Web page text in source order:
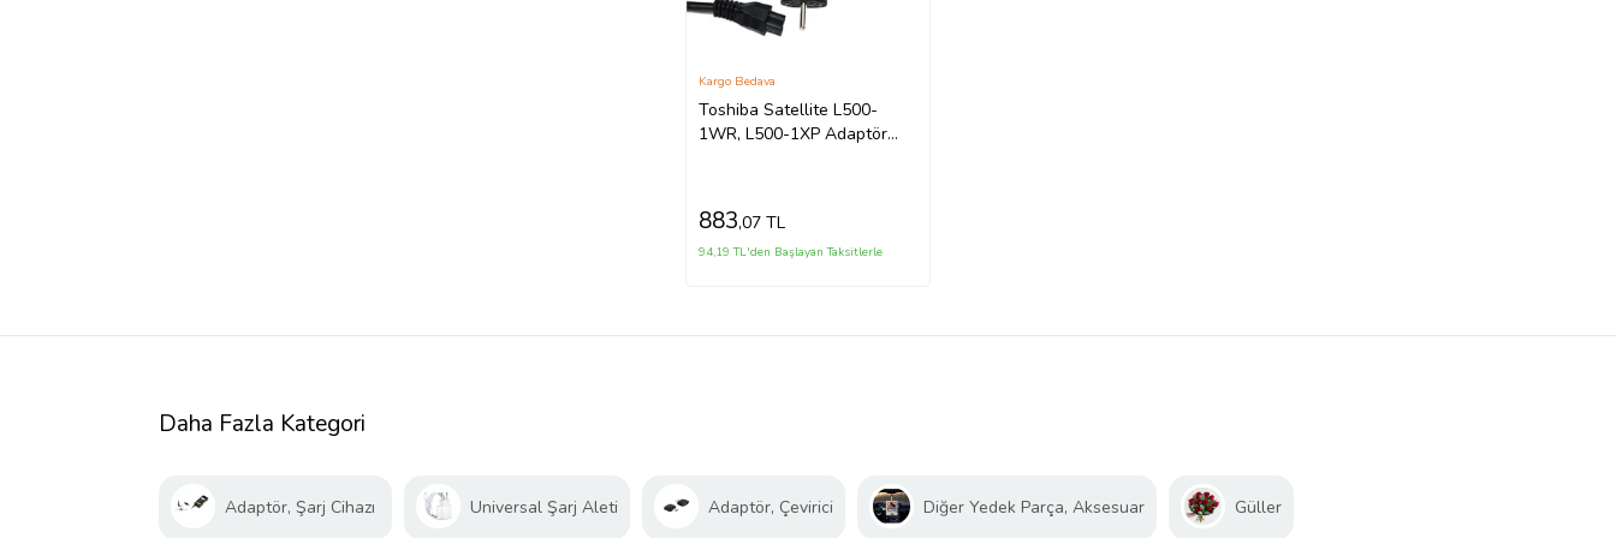
Toshiba Satellite L500-
1WR, L500-1XP Adaptör
Kargo Bedava
883,07 TL
94,19 TL'den Başlayan Taksitlerle
Daha Fazla Kategori
Adaptör, Şarj Cihazı Universal Şarj Aleti Adaptör, Çevirici Diğer Yedek Parça, Aksesuar Güller